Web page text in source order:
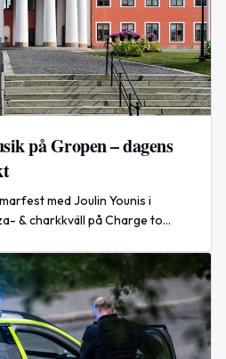
på Gropen – dagens
med Joulin Younis i
& charkkväll på Charge to